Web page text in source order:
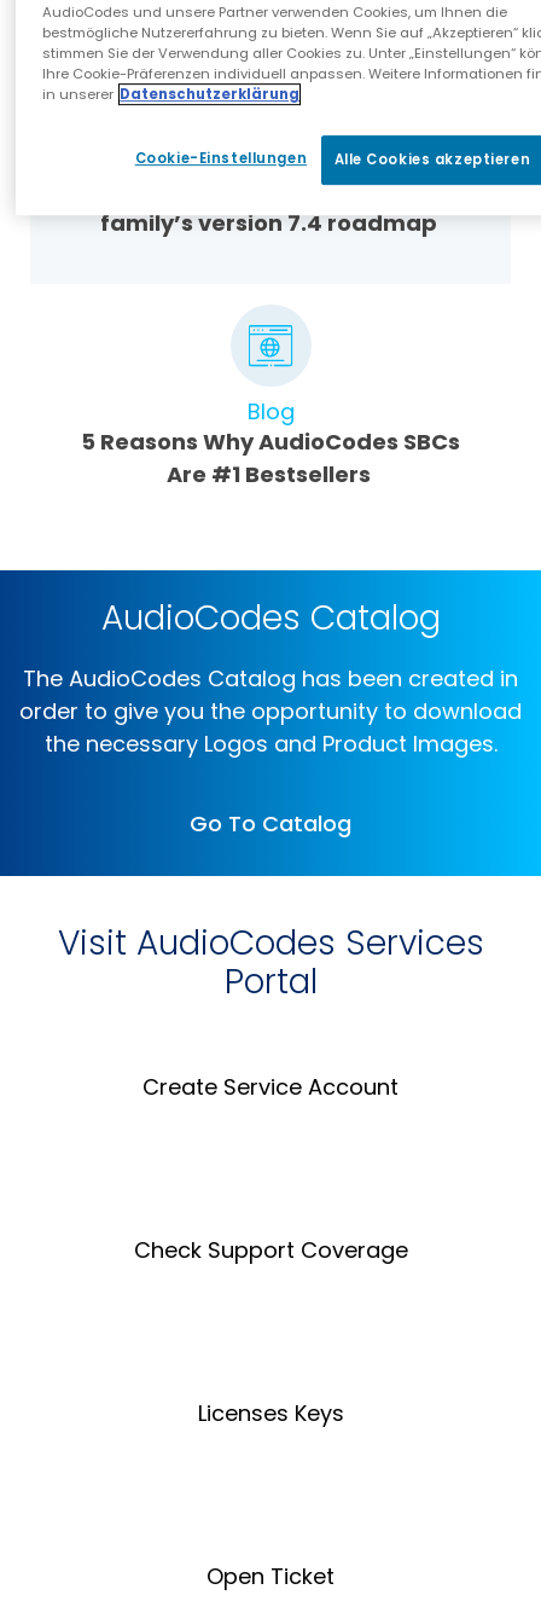
Webinar Presentations
Introducing our bestselling SBC
family’s version 7.4 roadmap
Blog
5 Reasons Why AudioCodes SBCs
Are #1 Bestsellers
AudioCodes Catalog
The AudioCodes Catalog has been created in
order to give you the opportunity to download
the necessary Logos and Product Images.
Go To Catalog
Visit AudioCodes Services
Portal
Create Service Account
Check Support Coverage
Licenses Keys
Open Ticket
AudioCodes und unsere Partner verwenden Cookies, um Ihnen die
bestmögliche Nutzererfahrung zu bieten. Wenn Sie auf „Akzeptieren“
stimmen Sie der Verwendung aller Cookies zu. Unter „Einstellungen“
Ihre Cookie-Präferenzen individuell anpassen. Weitere Informationen
in unserer Datenschutzerklärung
Cookie-Einstellungen Alle Cookies akzeptieren